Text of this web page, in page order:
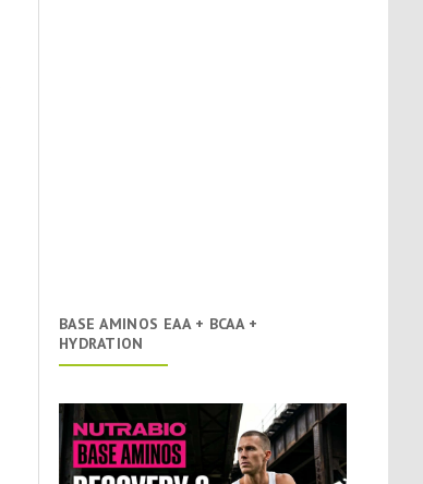
BASE AMINOS EAA + BCAA +
HYDRATION